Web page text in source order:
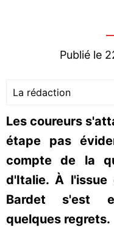
Publié le
La rédaction
Les coureurs
étape pas
compte de la
d'Italie. À l'issue
Bardet s'est
quelques regrets.